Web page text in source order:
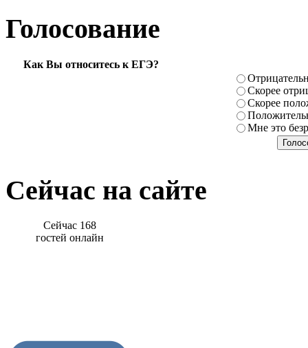
Голосование
Как Вы относитесь к ЕГЭ?
Скорее
Скорее
Мне это
Сейчас на сайте
Сейчас 168
гостей онлайн